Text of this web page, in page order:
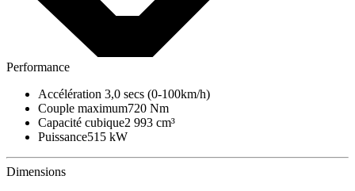
Performance
Accélération 3,0 secs (0-100km/h)
Couple maximum720 Nm
Capacité cubique2 993 cm³
Puissance515 kW
Dimensions